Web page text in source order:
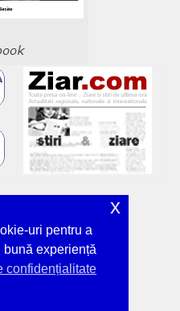
uri pentru a
experiență
confidențialitate
x